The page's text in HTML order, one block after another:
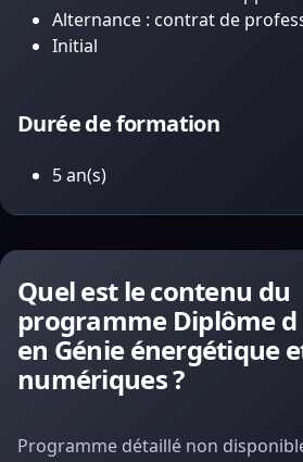
Alternance : contrat de
Initial
Durée de formation
5 an(s)
Quel est le contenu du
programme Diplôme
en Génie énergétique
numériques ?
Programme détaillé non